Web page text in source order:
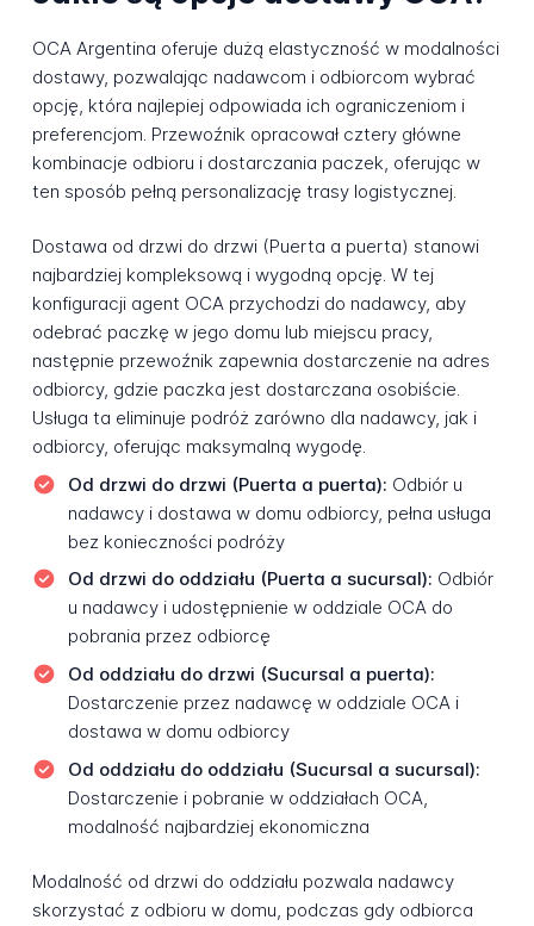
OCA Argentina oferuje dużą elastyczność w modalności
dostawy, pozwalając nadawcom i odbiorcom wybrać
opcję, która najlepiej odpowiada ich ograniczeniom i
preferencjom. Przewoźnik opracował cztery główne
kombinacje odbioru i dostarczania paczek, oferując w
ten sposób pełną personalizację trasy logistycznej.
Dostawa od drzwi do drzwi (Puerta a puerta) stanowi
najbardziej kompleksową i wygodną opcję. W tej
konfiguracji agent OCA przychodzi do nadawcy, aby
odebrać paczkę w jego domu lub miejscu pracy,
następnie przewoźnik zapewnia dostarczenie na adres
odbiorcy, gdzie paczka jest dostarczana osobiście.
Usługa ta eliminuje podróż zarówno dla nadawcy, jak i
odbiorcy, oferując maksymalną wygodę.
Od drzwi do drzwi (Puerta a puerta): Odbiór u
nadawcy i dostawa w domu odbiorcy, pełna usługa
bez konieczności podróży
Od drzwi do oddziału (Puerta a sucursal): Odbiór
u nadawcy i udostępnienie w oddziale OCA do
pobrania przez odbiorcę
Od oddziału do drzwi (Sucursal a puerta):
Dostarczenie przez nadawcę w oddziale OCA i
dostawa w domu odbiorcy
Od oddziału do oddziału (Sucursal a sucursal):
Dostarczenie i pobranie w oddziałach OCA,
modalność najbardziej ekonomiczna
Modalność od drzwi do oddziału pozwala nadawcy
skorzystać z odbioru w domu, podczas gdy odbiorca